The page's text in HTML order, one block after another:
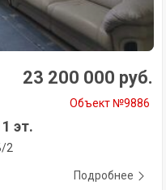
23 200 000 руб.
Объект №9886
эт.
2
Подробнее